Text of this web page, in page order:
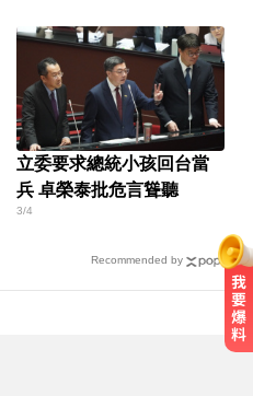
立委要求總統小孩回台當
兵 卓榮泰批危言聳聽
3/4
Recommended by